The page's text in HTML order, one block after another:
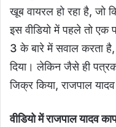
खूब वायरल हो रहा है, जो
इस वीडियो में पहले तो एक
3 के बारे में सवाल करता
दिया। लेकिन जैसे ही
जिक्र किया, राजपाल
वीडियो में राजपाल यादव